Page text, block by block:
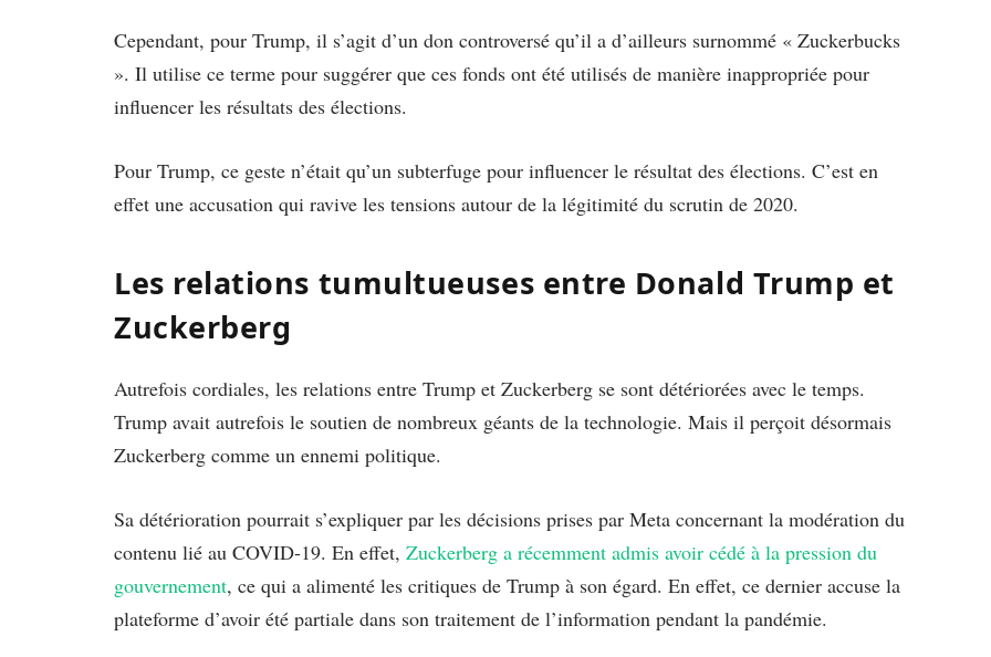
Cependant, pour Trump, il s’agit d’un don controversé qu’il a d’ailleurs surnommé « Zuckerbucks
». Il utilise ce terme pour suggérer que ces fonds ont été utilisés de manière inappropriée pour
influencer les résultats des élections.
Pour Trump, ce geste n’était qu’un subterfuge pour influencer le résultat des élections. C’est en
effet une accusation qui ravive les tensions autour de la légitimité du scrutin de 2020.
Les relations tumultueuses entre Donald Trump et
Zuckerberg
Autrefois cordiales, les relations entre Trump et Zuckerberg se sont détériorées avec le temps.
Trump avait autrefois le soutien de nombreux géants de la technologie. Mais il perçoit désormais
Zuckerberg comme un ennemi politique.
Sa détérioration pourrait s’expliquer par les décisions prises par Meta concernant la modération du
contenu lié au COVID-19. En effet, Zuckerberg a récemment admis avoir cédé à la pression du
gouvernement, ce qui a alimenté les critiques de Trump à son égard. En effet, ce dernier accuse la
plateforme d’avoir été partiale dans son traitement de l’information pendant la pandémie.